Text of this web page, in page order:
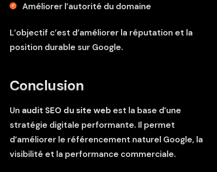
Améliorer l’autorité du domaine
L’objectif c’est d’améliorer la réputation et la
position durable sur Google.
Conclusion
Un audit SEO du site web est la base d’une
stratégie digitale performante. Il permet
d’améliorer le référencement naturel Google, la
visibilité et la performance commerciale.